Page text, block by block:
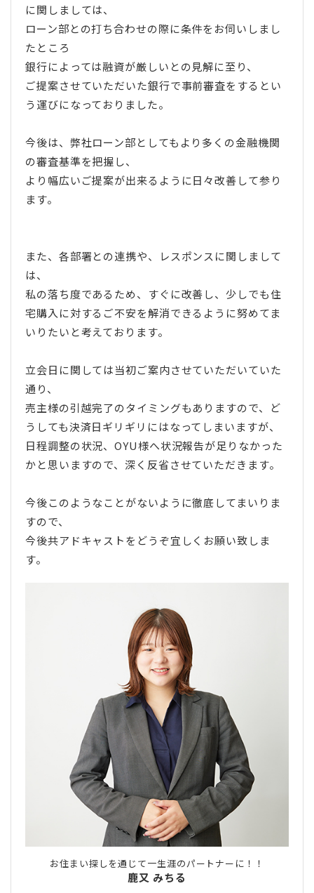
に関しましては、
ローン部との打ち合わせの際に条件をお伺いしまし
たところ
銀行によっては融資が厳しいとの見解に至り、
ご提案させていただいた銀行で事前審査をするとい
う運びになっておりました。
今後は、弊社ローン部としてもより多くの金融機関
の審査基準を把握し、
より幅広いご提案が出来るように日々改善して参り
ます。
また、各部署との連携や、レスポンスに関しまして
は、
私の落ち度であるため、すぐに改善し、少しでも住
宅購入に対するご不安を解消できるように努めてま
いりたいと考えております。
立会日に関しては当初ご案内させていただいていた
通り、
売主様の引越完了のタイミングもありますので、ど
うしても決済日ギリギリにはなってしまいますが、
日程調整の状況、OYU様へ状況報告が足りなかった
かと思いますので、深く反省させていただきます。
今後このようなことがないように徹底してまいりま
すので、
今後共アドキャストをどうぞ宜しくお願い致しま
す。
お住まい探しを通じて一生涯のパートナーに！！
鹿又 みちる